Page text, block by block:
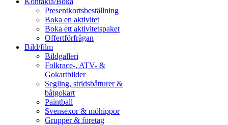
Presentkortsbeställning
Boka en aktivitet
Boka ett aktivitetspaket
Offertförfrågan
Bild/film
Bildgalleri
Folkrace-, ATV- &
Gokartbilder
Segling, stridsbåtturer &
båtgokart
Paintball
Svensexor & möhippor
Grupper & företag